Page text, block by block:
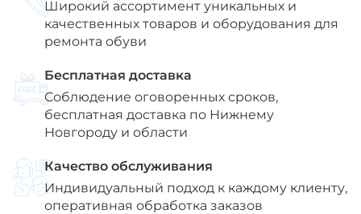
Широкий ассортимент уникальных и
качественных товаров и оборудования для
ремонта обуви
Бесплатная доставка
Соблюдение оговоренных сроков,
бесплатная доставка по Нижнему
Новгороду и области
Качество обслуживания
Индивидуальный подход к каждому клиенту,
оперативная обработка заказов